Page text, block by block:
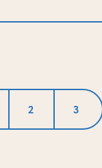
2 3